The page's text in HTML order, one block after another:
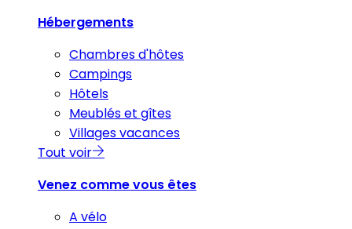
Hébergements
Chambres d'hôtes
Campings
Hôtels
Meublés et gîtes
Villages vacances
Tout voir
Venez comme vous êtes
A vélo